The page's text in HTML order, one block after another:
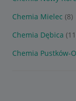
Chemia Mielec (8)
Chemia Dębica
Chemia Pustków-